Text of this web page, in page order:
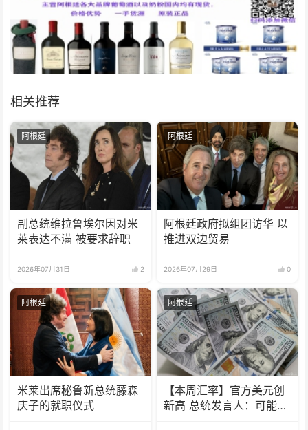
相关推荐
阿根廷
副总统维拉鲁埃尔因对米
莱表达不满 被要求辞职
2026年07月31日 2
阿根廷
阿根廷政府拟组团访华 以
推进双边贸易
2026年07月29日 0
阿根廷
米莱出席秘鲁新总统藤森
庆子的就职仪式
阿根廷
【本周汇率】官方美元创
新高 总统发言人：可能会